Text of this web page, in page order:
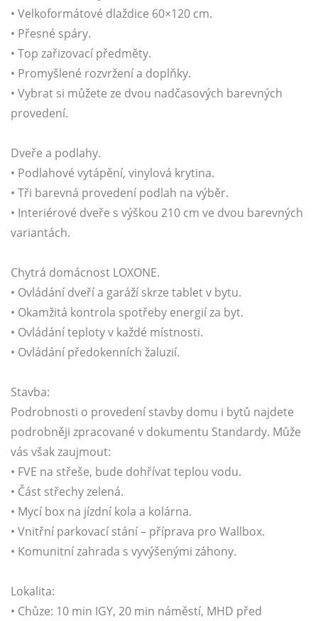
• Velkoformátové dlaždice 60×120 cm.
• Přesné spáry.
• Top zařizovací předměty.
• Promyšlené rozvržení a doplňky.
• Vybrat si můžete ze dvou nadčasových barevných
provedení.
Dveře a podlahy.
• Podlahové vytápění, vinylová krytina.
• Tři barevná provedení podlah na výběr.
• Interiérové dveře s výškou 210 cm ve dvou barevných
variantách.
Chytrá domácnost LOXONE.
• Ovládání dveří a garáží skrze tablet v bytu.
• Okamžitá kontrola spotřeby energií za byt.
• Ovládání teploty v každé místnosti.
• Ovládání předokenních žaluzií.
Stavba:
Podrobnosti o provedení stavby domu i bytů najdete
podrobněji zpracované v dokumentu Standardy. Může
vás však zaujmout:
• FVE na střeše, bude dohřívat teplou vodu.
• Část střechy zelená.
• Mycí box na jízdní kola a kolárna.
• Vnitřní parkovací stání – příprava pro Wallbox.
• Komunitní zahrada s vyvýšenými záhony.
Lokalita:
• Chůze: 10 min IGY, 20 min náměstí, MHD před